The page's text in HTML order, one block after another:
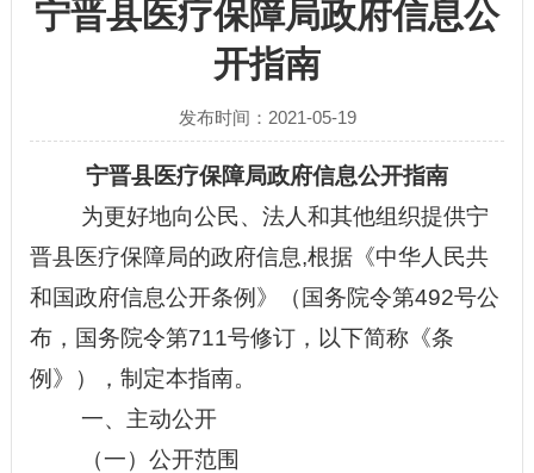
宁晋县医疗保障局政府信息公
开指南
发布时间：2021-05-19
宁晋县医疗保障局政府信息公开指南
为更好地向公民、法人和其他组织提供宁
晋县医疗保障局的政府信息,根据《中华人民共
和国政府信息公开条例》（国务院令第492号公
布，国务院令第711号修订，以下简称《条
例》），制定本指南。
一、 主动公开
（一）公开范围